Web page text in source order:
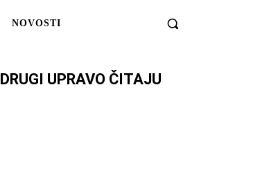
NOVOSTI
DRUGI UPRAVO ČITAJU